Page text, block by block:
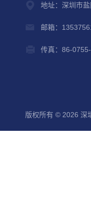
地址：深圳市
邮箱：
传真：86-
版权所有 © 2026 深